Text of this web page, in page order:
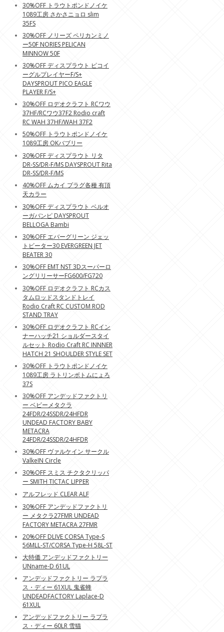
30%OFF トラウトポンドノイケ
1089工房 さかさニョロ slim
35FS
30%OFF ノリーズ ペリカンミノ
ー50F NORIES PELICAN
MINNOW 50F
30%OFF ディスプラウト ピコイ
ーグルプレイヤーF/S+
DAYSPROUT PICO EAGLE
PLAYER F/S+
30%OFF ロデオクラフト RCワウ
37HF/RCワウ37F2 Rodio craft
RC WAH 37HF/WAH 37F2
50%OFF トラウトポンドノイケ
1089工房 OKバブリー
30%OFF ディスプラウト リタ
DR-SS/DR-F/MS DAYSPROUT Rita
DR-SS/DR-F/MS
40%OFF ムカイ プラグ各種 有頂
天カラー
30%OFF ディスプラウト ベルオ
ーガバンピ DAYSPROUT
BELLOGA Bambi
30%OFF エバーグリーン ジェッ
トビーター30 EVERGREEN JET
BEATER 30
30%OFF EMT NST 3Dスーパーロ
ングリリーサーFG600/FG720
30%OFF ロデオクラフト RCカス
タムロッドスタンドトレイ
Rodio Craft RC CUSTOM ROD
STAND TRAY
30%OFF ロデオクラフト RCイン
ナーハッチ21 ショルダースタイ
ルセット Rodio Craft RC INNNER
HATCH 21 SHOULDER STYLE SET
30%OFF トラウトポンドノイケ
1089工房 ラトリンボトムにょろ
37S
30%OFF アンデッドファクトリ
ー ベビーメタクラ
24FDR/24SSDR/24HFDR
UNDEAD FACTORY BABY
METACRA
24FDR/24SSDR/24HFDR
30%OFF ヴァルケイン サークル
ValkeIN Circle
30%OFF スミス チクタクリッパ
ー SMITH TICTAC LIPPER
アルフレッド CLEAR ALF
30%OFF アンデッドファクトリ
ー メタクラ27FMR UNDEAD
FACTORY METACRA 27FMR
20%OFF DLIVE CORSA Type-S
56MLL-ST/CORSA Type-H 58L-ST
大特価 アンデッドファクトリー
UNname-D 61UL
アンデッドファクトリー ラプラ
ス・ディー 61XUL 鬼雀蜂
UNDEADFACTORY Laplace-D
61XUL
アンデッドファクトリー ラプラ
ス・ディー 60LR 雪猫